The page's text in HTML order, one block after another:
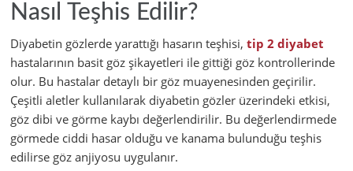
Nasıl Teşhis Edilir?
Diyabetin gözlerde yarattığı hasarın teşhisi, tip 2 diyabet
hastalarının basit göz şikayetleri ile gittiği göz kontrollerinde
olur. Bu hastalar detaylı bir göz muayenesinden geçirilir.
Çeşitli aletler kullanılarak diyabetin gözler üzerindeki etkisi,
göz dibi ve görme kaybı değerlendirilir. Bu değerlendirmede
görmede ciddi hasar olduğu ve kanama bulunduğu teşhis
edilirse göz anjiyosu uygulanır.